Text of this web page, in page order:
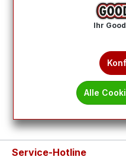
Keine
Service-Hotline
Ihr
Alle